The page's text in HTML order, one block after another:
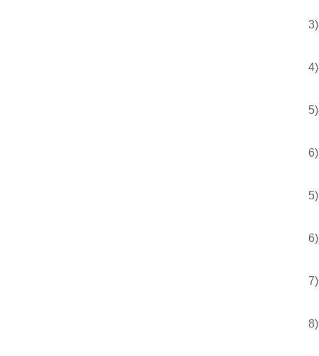
3)额
4)额
5)额
6)出
5)
6)
7)安
8)